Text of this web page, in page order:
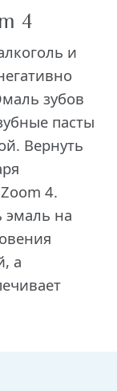
4
и
зубов
пасты
Вернуть
4.
эмаль на
а